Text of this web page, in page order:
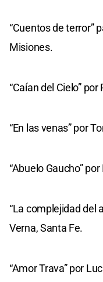
“Cuentos de terror”
Misiones.
“Caían del Cielo”
“En las venas” por
“Abuelo Gaucho”
“La complejidad del
Verna, Santa Fe.
“Amor Trava” por